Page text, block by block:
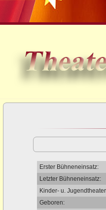
Erster Bühneneinsatz:
Letzter Bühneneinsatz:
Kinder- u.
Geboren: